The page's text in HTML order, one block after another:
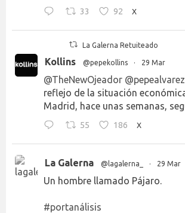
33 92 X
La Galerna Retuiteado
Kollins @pepekollins · 29 Mar
@TheNewOjeador
reflejo de la situación
Madrid, hace unas semanas,
55 186 X
La Galerna @lagalerna_ · 29 Mar
Un hombre llamado Pájaro.
#portanálisis